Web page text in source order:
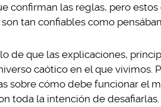
confirman las reglas, pero
tan confiables como
de que las explicaciones,
caótico en el que vivimos.
sobre cómo debe funcionar el
toda la intención de